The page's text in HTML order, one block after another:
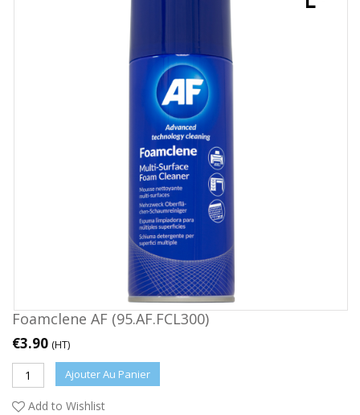
Foamclene AF (95.AF.FCL300)
€3.90 (HT)
Ajouter Au Panier
Add to Wishlist